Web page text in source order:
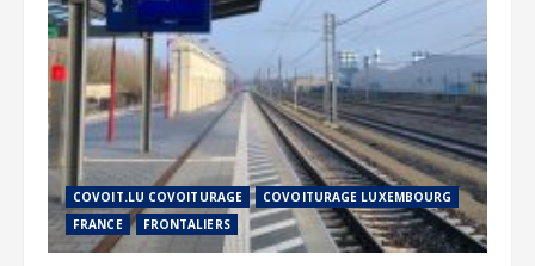
COVOIT.LU COVOITURAGE
COVOITURAGE LUXEMBOURG
FRANCE
FRONTALIERS